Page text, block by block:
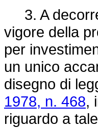
3. A
vigore della
per
un unico
disegno di
1978, n. 468,
riguardo a